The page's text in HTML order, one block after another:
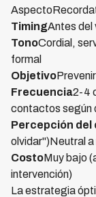
TimingAntes del
TonoCordial,
formal
Objetivo
Frecuencia2-4
contactos según
Percepción del
olvidar")Neutral
CostoMuy bajo
intervención)
La estrategia